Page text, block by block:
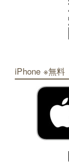
iPhone ※無料